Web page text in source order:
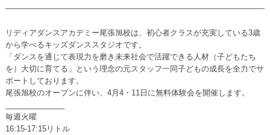
リディアダンスアカデミー尾張旭校は、初心者クラスが充実している3歳
から学べるキッズダンススタジオです。
「ダンスを通じて表現力を磨き未来社会で活躍できる人材（子どもたち
を）大切に育てる」という理念の元スタッフ一同子どもの成長を全力でサ
ポートしております。
尾張旭校のオープンに伴い、4月4・11日に無料体験会を開催します。
毎週火曜
16:15-17:15リトル